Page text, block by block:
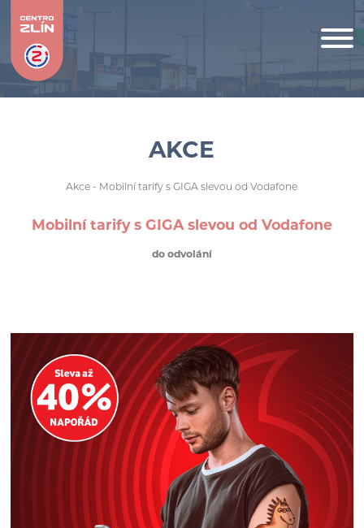
AKCE
Akce- Mobilní tarify s GIGA slevou od Vodafone
Mobilní tarify s GIGA slevou od Vodafone
do odvolání